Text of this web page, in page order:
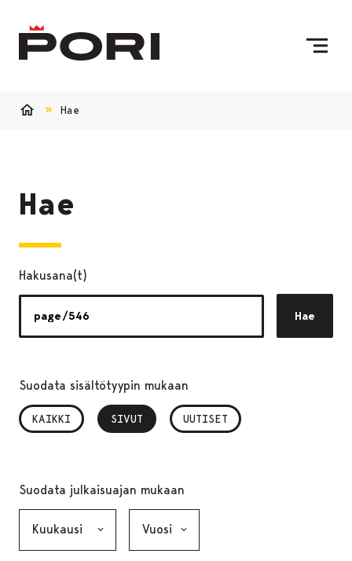
Hae
Hae
Hakusana(t)
Hae
Suodata sisältötyypin mukaan
KAIKKI SIVUT
, VALITTU UUTISET
Suodata julkaisuajan mukaan